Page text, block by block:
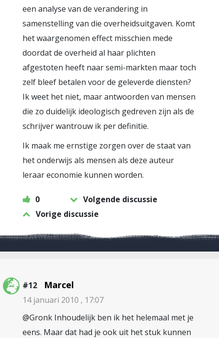
een analyse van de verandering in
samenstelling van die overheidsuitgaven. Komt
het waargenomen effect misschien mede
doordat de overheid al haar plichten
afgestoten heeft naar semi-markten maar toch
zelf bleef betalen voor de geleverde diensten?
Ik weet het niet, maar antwoorden van mensen
die zo duidelijk ideologisch gedreven zijn als de
schrijver wantrouw ik per definitie.
Ik maak me ernstige zorgen over de staat van
het onderwijs als mensen als deze auteur
leraar economie kunnen worden.
0
Volgende discussie
Vorige discussie
#12 Marcel
14 januari 2010 , 17:07
@Gronk Inhoudelijk ben ik het helemaal met je
eens. Maar dat had je ook uit het stuk kunnen